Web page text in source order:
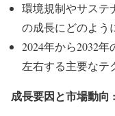
環境規制やサステ
の成長にどのよう
2024年から2032
左右する主要なテ
成長要因と市場動向 :